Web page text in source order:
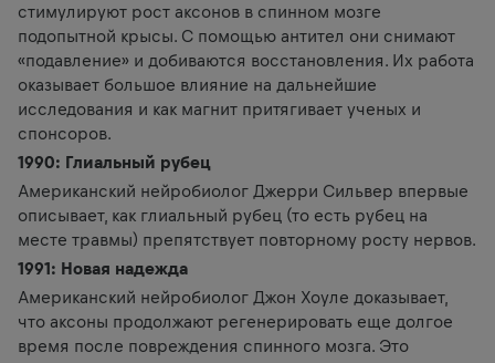
стимулируют рост аксонов в спинном мозге
подопытной крысы. С помощью антител они снимают
«подавление» и добиваются восстановления. Их работа
оказывает большое влияние на дальнейшие
исследования и как магнит притягивает ученых и
спонсоров.
1990: Глиальный рубец
Американский нейробиолог Джерри Сильвер впервые
описывает, как глиальный рубец (то есть рубец на
месте травмы) препятствует повторному росту нервов.
1991: Новая надежда
Американский нейробиолог Джон Хоуле доказывает,
что аксоны продолжают регенерировать еще долгое
время после повреждения спинного мозга. Это